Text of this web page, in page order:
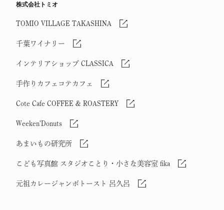
株式会社トミオ
TOMIO VILLAGE TAKASHINA
千葉ワイナリー
インテリアショップ CLASSICA
手作りカフェコテカフェ
Cote Cafe COFFEE & ROASTERY
Weeken'Donuts
あまいもの研究所
こども写真館 スタジオことり・小さな美容室 fika
元祖カレージャンボトースト 呂久呂